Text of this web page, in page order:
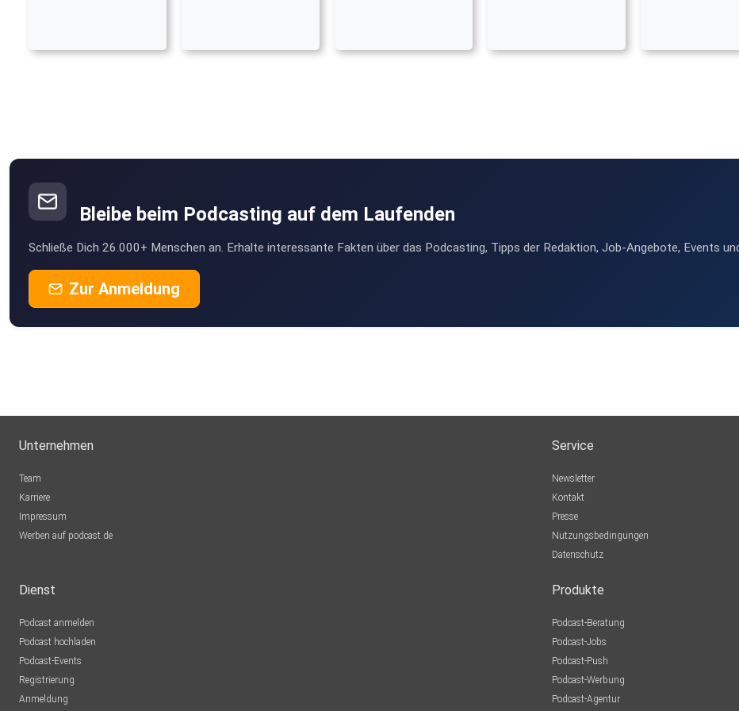
Bleibe beim Podcasting auf dem Laufenden
Schließe Dich 26.000+ Menschen an. Erhalte interessante Fakten über das Podcasting, Tipps der Redaktion, Job-Angebote, Events
Zur Anmeldung
Unternehmen
Team
Karriere
Impressum
Werben auf podcast.de
Service
Newsletter
Kontakt
Presse
Nutzungsbedingungen
Datenschutz
Dienst
Podcast anmelden
Podcast hochladen
Podcast-Events
Registrierung
Anmeldung
Produkte
Podcast-Beratung
Podcast-Jobs
Podcast-Push
Podcast-Werbung
Podcast-Agentur